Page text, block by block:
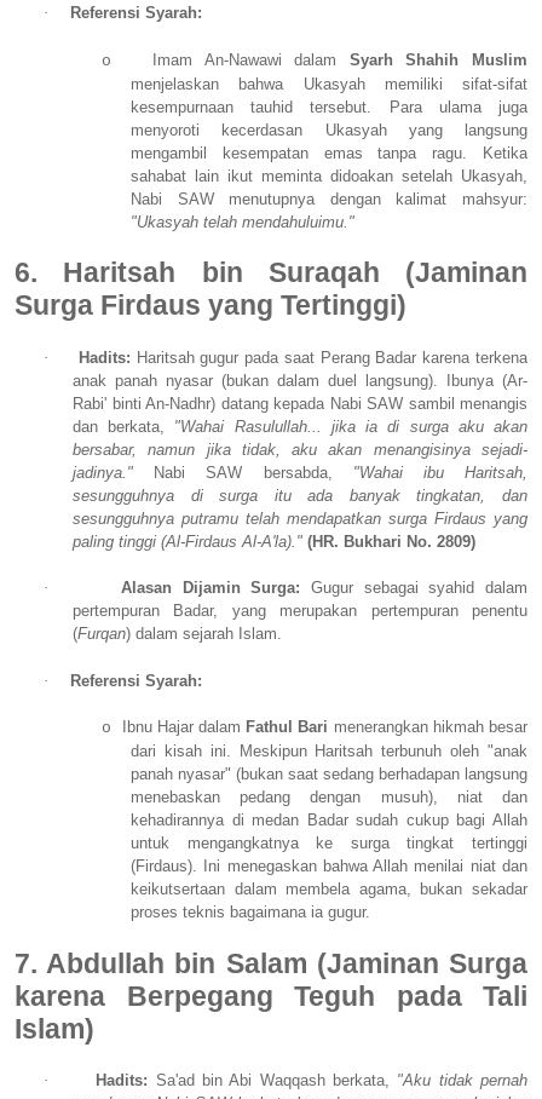
· Referensi Syarah:
o Imam An-Nawawi dalam Syarh Shahih Muslim
menjelaskan bahwa Ukasyah memiliki sifat-sifat
kesempurnaan tauhid tersebut. Para ulama juga
menyoroti kecerdasan Ukasyah yang langsung
mengambil kesempatan emas tanpa ragu. Ketika
sahabat lain ikut meminta didoakan setelah Ukasyah,
Nabi SAW menutupnya dengan kalimat mahsyur:
"Ukasyah telah mendahuluimu."
6. Haritsah bin Suraqah (Jaminan
Surga Firdaus yang Tertinggi)
· Hadits: Haritsah gugur pada saat Perang Badar karena terkena
anak panah nyasar (bukan dalam duel langsung). Ibunya (Ar-
Rabi' binti An-Nadhr) datang kepada Nabi SAW sambil menangis
dan berkata, "Wahai Rasulullah... jika ia di surga aku akan
bersabar, namun jika tidak, aku akan menangisinya sejadi-
jadinya." Nabi SAW bersabda, "Wahai ibu Haritsah,
sesungguhnya di surga itu ada banyak tingkatan, dan
sesungguhnya putramu telah mendapatkan surga Firdaus yang
paling tinggi (Al-Firdaus Al-A'la)." (HR. Bukhari No. 2809)
· Alasan Dijamin Surga: Gugur sebagai syahid dalam
pertempuran Badar, yang merupakan pertempuran penentu
(Furqan) dalam sejarah Islam.
· Referensi Syarah:
o Ibnu Hajar dalam Fathul Bari menerangkan hikmah besar
dari kisah ini. Meskipun Haritsah terbunuh oleh "anak
panah nyasar" (bukan saat sedang berhadapan langsung
menebaskan pedang dengan musuh), niat dan
kehadirannya di medan Badar sudah cukup bagi Allah
untuk mengangkatnya ke surga tingkat tertinggi
(Firdaus). Ini menegaskan bahwa Allah menilai niat dan
keikutsertaan dalam membela agama, bukan sekadar
proses teknis bagaimana ia gugur.
7. Abdullah bin Salam (Jaminan Surga
karena Berpegang Teguh pada Tali
Islam)
· Hadits: Sa'ad bin Abi Waqqash berkata, "Aku tidak pernah